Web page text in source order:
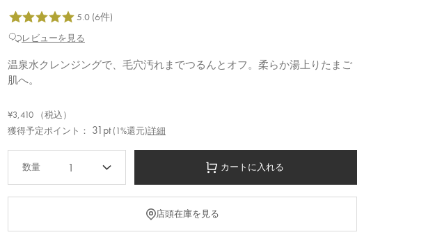
レビューを見る
温泉水クレンジングで、毛穴汚れまでつるんとオフ。柔らか湯上りたまご
肌へ。
¥3,410 （税込）
獲得予定ポイント： 31pt (1%還元)詳細
1 カートに入れる
店頭在庫を見る